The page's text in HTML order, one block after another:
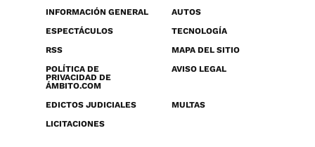
INFORMACIÓN GENERAL
AUTOS
ESPECTÁCULOS
TECNOLOGÍA
RSS
MAPA DEL SITIO
POLÍTICA DE
PRIVACIDAD DE
ÁMBITO.COM
AVISO LEGAL
EDICTOS JUDICIALES
MULTAS
LICITACIONES